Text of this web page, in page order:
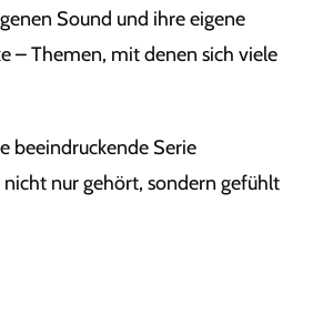
Sound und ihre eigene
– Themen, mit denen sich viele
beeindruckende Serie
nur gehört, sondern gefühlt